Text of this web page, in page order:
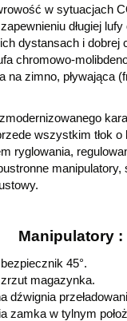
w sytuacjach
długiej
dystansach i dobrej
chromowo-
na zimno, pływająca
wszystkim tłok
ryglowania,
manipulatory,
Manipulatory :
45°.
magazynka.
dźwignia
zamka w tylnym